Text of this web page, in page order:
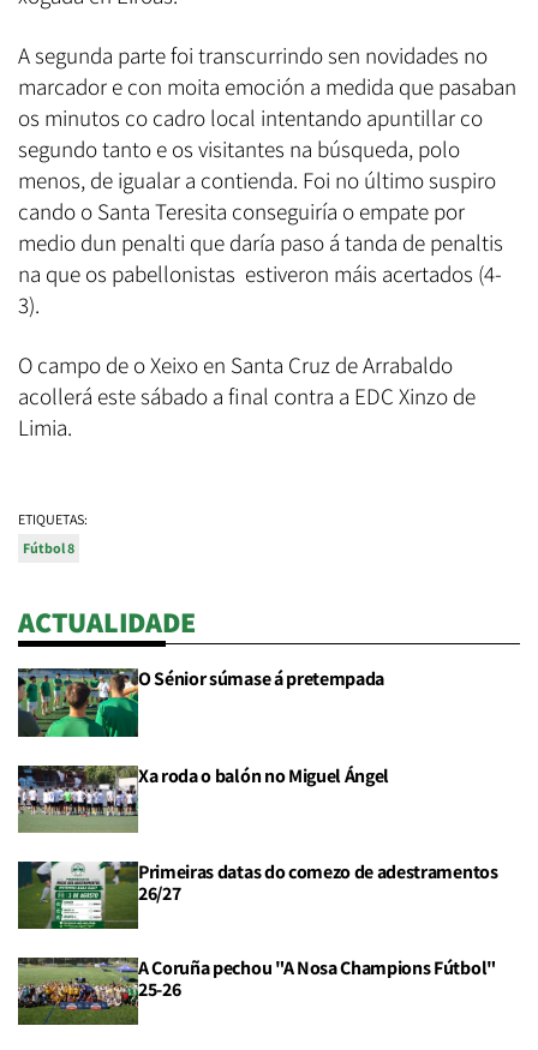
A segunda parte foi transcurrindo sen novidades no
marcador e con moita emoción a medida que pasaban
os minutos co cadro local intentando apuntillar co
segundo tanto e os visitantes na búsqueda, polo
menos, de igualar a contienda. Foi no último suspiro
cando o Santa Teresita conseguiría o empate por
medio dun penalti que daría paso á tanda de penaltis
na que os pabellonistas estiveron máis acertados (4-
3).
O campo de o Xeixo en Santa Cruz de Arrabaldo
acollerá este sábado a final contra a EDC Xinzo de
Limia.
ETIQUETAS:
Fútbol 8
ACTUALIDADE
O Sénior súmase á pretempada
Xa roda o balón no Miguel Ángel
Primeiras datas do comezo de adestramentos
26/27
A Coruña pechou "A Nosa Champions Fútbol"
25-26